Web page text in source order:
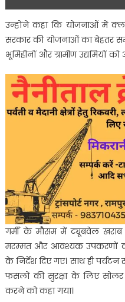
उन्होंने कहा कि योजनाओं में
सरकार की योजनाओं का बेहतर
भूमिहीनों और ग्रामीण उद्यमियों
गर्मी के मौसम में ट्यूबवेल
मरम्मत और आवश्यक उपकरणों
के निर्देश दिए गए। साथ ही
फसलों की सुरक्षा के लिए
करने को कहा गया।